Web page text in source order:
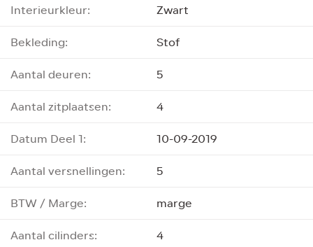
Interieurkleur:
Zwart
Bekleding:
Stof
Aantal deuren:
5
Aantal zitplaatsen:
4
Datum Deel 1:
10-09-2019
Aantal versnellingen:
5
BTW / Marge:
marge
Aantal cilinders:
4